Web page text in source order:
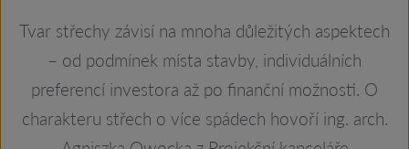
Tvar střechy závisí na mnoha důležitých aspektech
– od podmínek místa stavby, individuálních
preferencí investora až po finanční možnosti. O
charakteru střech o více spádech hovoří ing. arch.